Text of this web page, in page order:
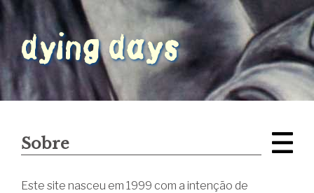
Sobre
Este site nasceu em 1999 com a intenção de